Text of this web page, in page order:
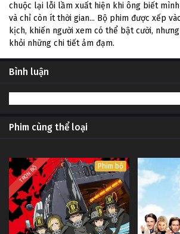
chuộc lại lỗi lầm xuất hiện khi ông biết
và chỉ còn ít thời gian... Bộ phim được xếp
kịch, khiến người xem có thể bật cười,
khỏi những chi tiết ảm đạm.
Bình luận
Phim cùng thể loại
TRỌN BỘ Phim bộ